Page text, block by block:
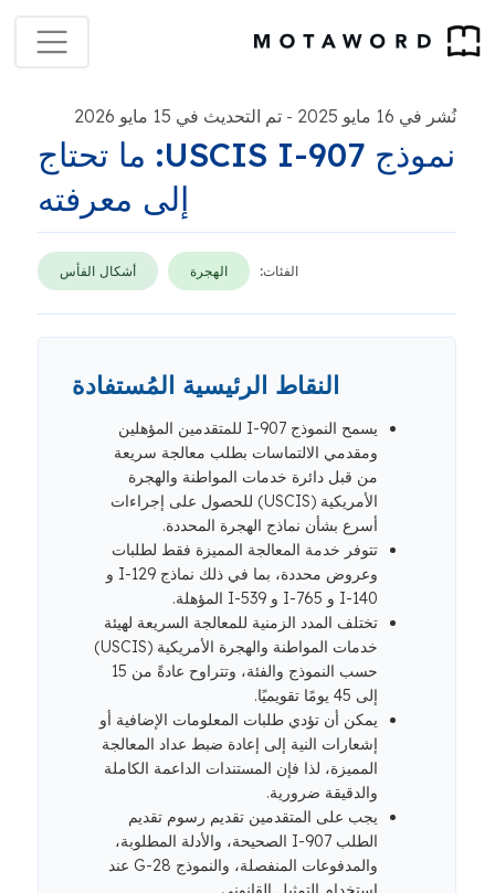
نُشر في 16 مايو 2025 - تم التحديث في 15 مايو 2026
نموذج USCIS I-907: ما تحتاج
إلى معرفته
الفئات: الهجرة أشكال الفأس
النقاط الرئيسية المُستفادة
يسمح النموذج I-907 للمتقدمين المؤهلين
ومقدمي الالتماسات بطلب معالجة سريعة
من قبل دائرة خدمات المواطنة والهجرة
الأمريكية (USCIS) للحصول على إجراءات
أسرع بشأن نماذج الهجرة المحددة.
تتوفر خدمة المعالجة المميزة فقط لطلبات
وعروض محددة، بما في ذلك نماذج I-129 و
I-140 و I-765 و I-539 المؤهلة.
تختلف المدد الزمنية للمعالجة السريعة لهيئة
خدمات المواطنة والهجرة الأمريكية (USCIS)
حسب النموذج والفئة، وتتراوح عادةً من 15
إلى 45 يومًا تقويميًا.
يمكن أن تؤدي طلبات المعلومات الإضافية أو
إشعارات النية إلى إعادة ضبط عداد المعالجة
المميزة، لذا فإن المستندات الداعمة الكاملة
والدقيقة ضرورية.
يجب على المتقدمين تقديم رسوم تقديم
الطلب I-907 الصحيحة، والأدلة المطلوبة،
والمدفوعات المنفصلة، ​​والنموذج G-28 عند